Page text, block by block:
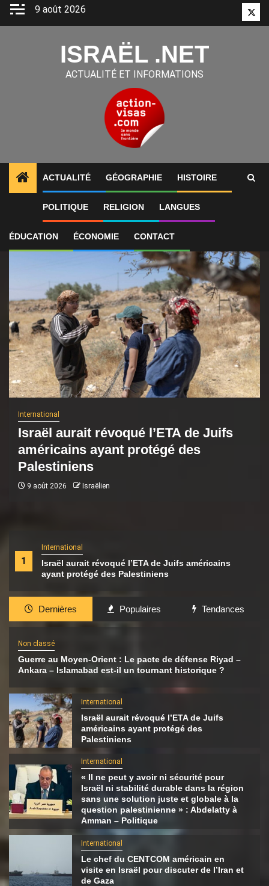
Aller
9 août 2026
ISRAËL .NET
ACTUALITÉ ET INFORMATIONS
ACTUALITÉ GÉOGRAPHIE HISTOIRE
POLITIQUE RELIGION LANGUES
ÉDUCATION ÉCONOMIE CONTACT
ALERTES INFO 1 Israël aurait révoqué l’ETA de
1
International
Israël aurait révoqué l’ETA de Juifs américains
ayant protégé des Palestiniens
International
Israël aurait révoqué l’ETA de Juifs
américains ayant protégé des
Palestiniens
9 août 2026 Israëlien
Dernières Populaires Tendances
Non classé
Guerre au Moyen-Orient : Le pacte de défense Riyad –
Ankara – Islamabad est-il un tournant historique ?
International
Israël aurait révoqué l’ETA de Juifs
américains ayant protégé des
Palestiniens
International
« Il ne peut y avoir ni sécurité pour
Israël ni stabilité durable dans la région
sans une solution juste et globale à la
question palestinienne » : Abdelatty à
Amman – Politique
International
Le chef du CENTCOM américain en
visite en Israël pour discuter de l’Iran et
de Gaza